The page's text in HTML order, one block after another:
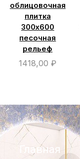
облицовочная
плитка
300х600
песочная
рельеф
1418,00₽
Главная